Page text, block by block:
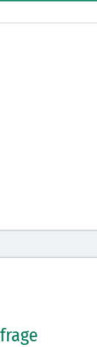
Diagramm